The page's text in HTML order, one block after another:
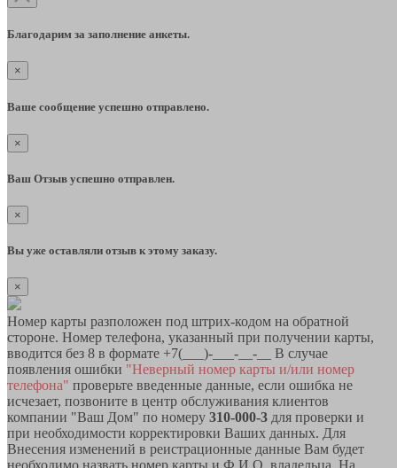
Благодарим за заполнение анкеты.
×
Ваше сообщение успешно отправлено.
×
Ваш Отзыв успешно отправлен.
×
Вы уже оставляли отзыв к этому заказу.
×
Номер карты разположен под штрих-кодом на обратной
стороне. Номер телефона, указанный при получении карты,
вводится без 8 в формате +7(___)-___-__-__ В случае
появления ошибки "Неверный номер карты и/или номер
телефона" проверьте введенные данные, если ошибка не
исчезает, позвоните в центр обслуживания клиентов
компании "Ваш Дом" по номеру 310-000-3 для проверки и
при необходимости корректировки Ваших данных. Для
Внесения изменений в реистрационные данные Вам будет